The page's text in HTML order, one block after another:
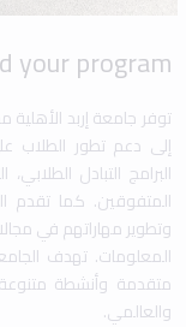
your program
توفر جامعة إربد
إلى دعم تطور الطلاب
البرامج التبادل
المتفوقين. كما تقدم
وتطوير مهاراتهم في
المعلومات. تهدف
متقدمة وأنشطة
والعالمي.